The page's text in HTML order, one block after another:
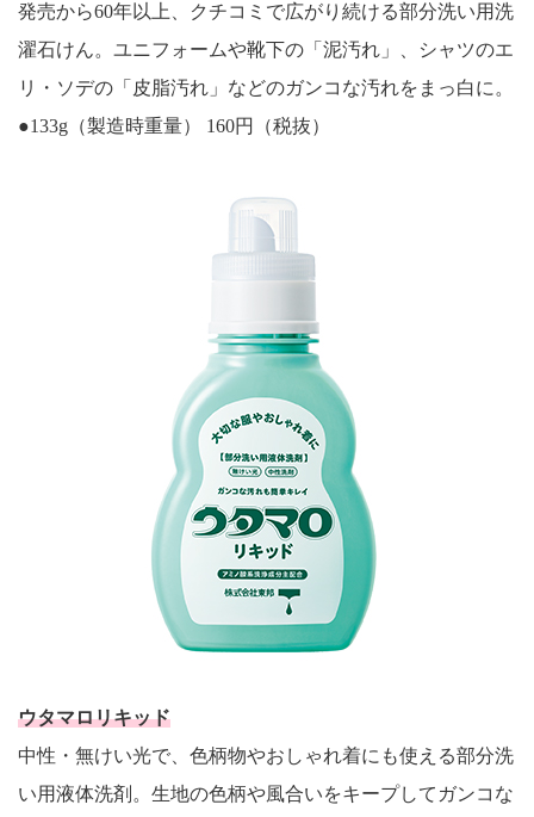
発売から60年以上、クチコミで広がり続ける部分洗い用洗
濯石けん。ユニフォームや靴下の「泥汚れ」、シャツのエ
リ・ソデの「皮脂汚れ」などのガンコな汚れをまっ白に。
●133g（製造時重量） 160円（税抜）
ウタマロリキッド
中性・無けい光で、色柄物やおしゃれ着にも使える部分洗
い用液体洗剤。生地の色柄や風合いをキープしてガンコな